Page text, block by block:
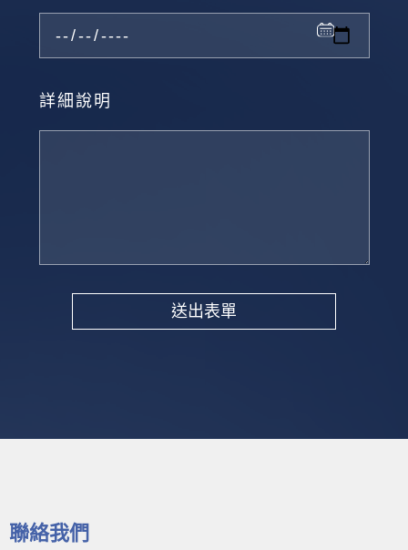
詳細說明
送出表單
聯絡我們